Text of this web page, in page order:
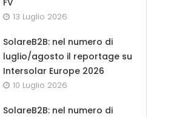
13 Luglio 2026
SolareB2B: nel numero di
luglio/agosto il reportage su
Intersolar Europe 2026
10 Luglio 2026
SolareB2B: nel numero di